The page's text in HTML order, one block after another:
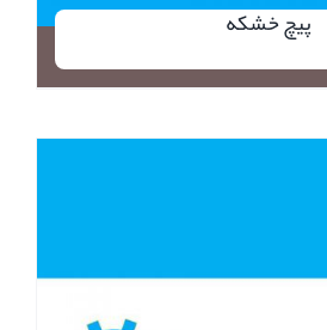
پیچ خشکه